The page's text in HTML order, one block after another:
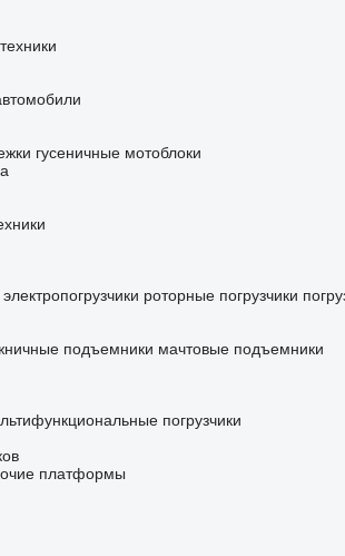
гусеничные мотоблоки
электропогрузчики роторные погрузчики
подъемники мачтовые подъемники
погрузчики
платформы